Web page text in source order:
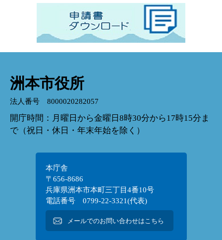
洲本市役所
法人番号 8000020282057
開庁時間：月曜日から金曜日8時30分から17時15分ま
で（祝日・休日・年末年始を除く）
本庁舎
〒656-8686
兵庫県洲本市本町三丁目4番10号
電話番号 0799-22-3321(代表)
メールでのお問い合わせはこちら